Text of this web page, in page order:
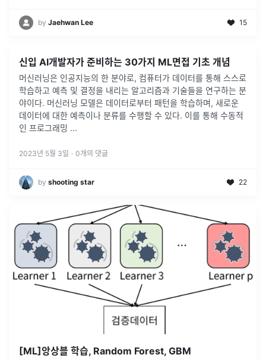
by Jaehwan Lee 15
신입 AI개발자가 준비하는 30가지 ML면접 기초 개념
머신러닝은 인공지능의 한 분야로, 컴퓨터가 데이터를 통해 스스로
학습하고 예측 및 결정을 내리는 알고리즘과 기술들을 연구하는 분
야이다. 머신러닝 모델은 데이터로부터 패턴을 학습하며, 새로운
데이터에 대한 예측이나 분류를 수행할 수 있다. 이를 통해 수동적
인 프로그래밍 ...
2023년 5월 3일 · 0개의 댓글
by shooting star 22
[ML]앙상블 학습, Random Forest, GBM